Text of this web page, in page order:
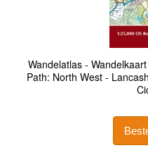
Wandelatlas -
Path: North West -